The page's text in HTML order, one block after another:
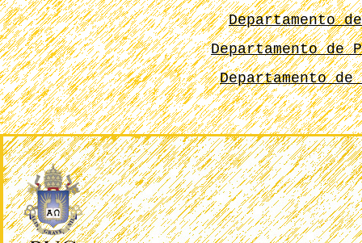
Departamento
Departamento de
Departamento